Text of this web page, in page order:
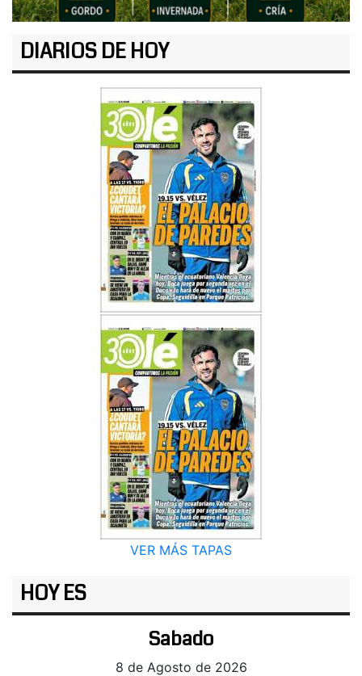
DIARIOS DE HOY
VER MÁS TAPAS
HOY ES
Sabado
8 de Agosto de 2026